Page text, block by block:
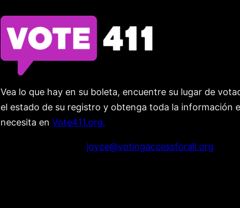
Vea lo que hay en su boleta, encuentre su lugar de
el estado de su registro y obtenga toda la información
necesita en Vote411.org.
joyce@votingaccessforall.org